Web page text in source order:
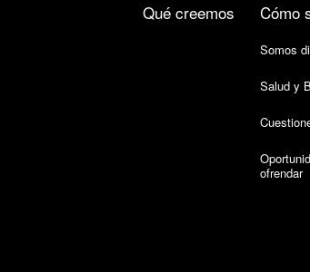
Qué creemos Cómo
Somos
Salud y
ofrendar